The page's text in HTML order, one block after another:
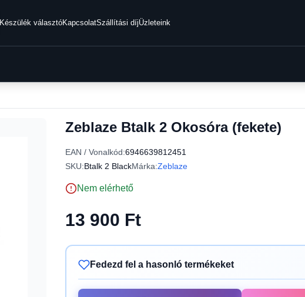
Készülék választóKapcsolatSzállítási díjÜzleteink
Zeblaze Btalk 2 Okosóra (fekete)
EAN / Vonalkód:6946639812451
SKU:Btalk 2 BlackMárka:Zeblaze
Nem elérhető
13 900 Ft
Fedezd fel a hasonló termékeket